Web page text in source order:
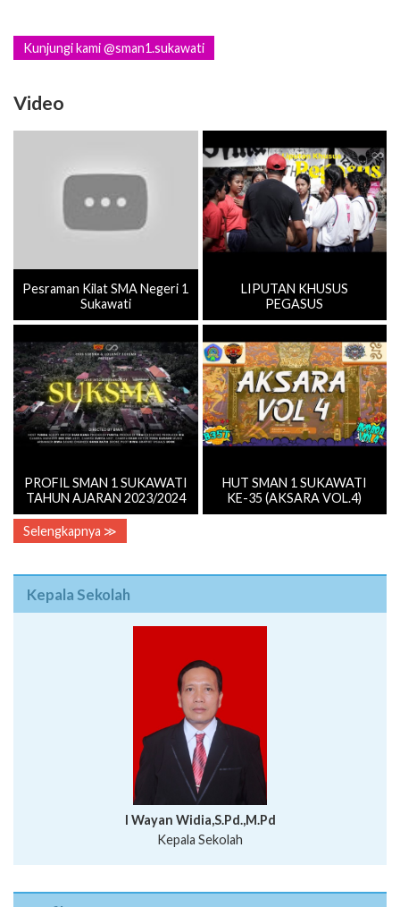
Video
Pesraman Kilat SMA Negeri 1
LIPUTAN KHUSUS
PEGASUS
PROFIL SMAN 1 SUKAWATI
TAHUN AJARAN 2023/2024
HUT SMAN 1 SUKAWATI
KE-35 (AKSARA VOL.4)
Kepala Sekolah
I Wayan Widia,S.Pd.,M.Pd
Kepala Sekolah